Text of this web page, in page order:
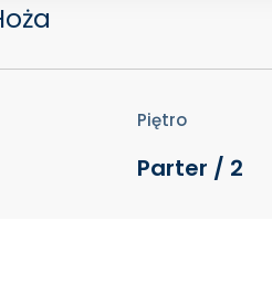
Piętro
Parter / 2